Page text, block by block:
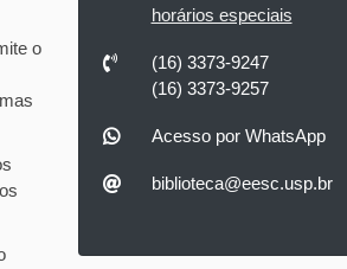
horários especiais
(16) 3373-9247
(16) 3373-9257
Acesso por WhatsApp
biblioteca@eesc.usp.br
o